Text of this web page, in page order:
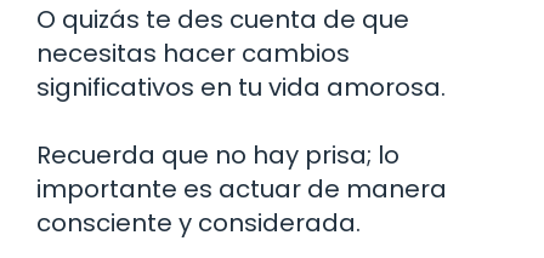
O quizás te des cuenta de que
necesitas hacer cambios
significativos en tu vida amorosa.
Recuerda que no hay prisa; lo
importante es actuar de manera
consciente y considerada.